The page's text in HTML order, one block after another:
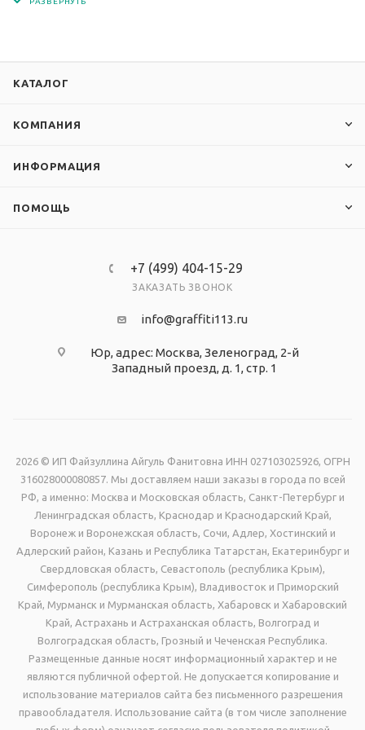
КАТАЛОГ
КОМПАНИЯ
ИНФОРМАЦИЯ
ПОМОЩЬ
+7 (499) 404-15-29
ЗАКАЗАТЬ ЗВОНОК
info@graffiti113.ru
Юр, адрес: Москва, Зеленоград, 2-й
Западный проезд, д. 1, стр. 1
2026 © ИП Файзуллина Айгуль Фанитовна ИНН 027103025926, ОГРН
316028000080857. Мы доставляем наши заказы в города по всей
РФ, а именно: Москва и Московская область, Санкт-Петербург и
Ленинградская область, Краснодар и Краснодарский Край,
Воронеж и Воронежская область, Сочи, Адлер, Хостинский и
Адлерский район, Казань и Республика Татарстан, Екатеринбург и
Свердловская область, Севастополь (республика Крым),
Симферополь (республика Крым), Владивосток и Приморский
Край, Мурманск и Мурманская область, Хабаровск и Хабаровский
Край, Астрахань и Астраханская область, Волгоград и
Волгоградская область, Грозный и Чеченская Республика.
Размещенные данные носят информационный характер и не
являются публичной офертой. Не допускается копирование и
использование материалов сайта без письменного разрешения
правообладателя. Использование сайта (в том числе заполнение